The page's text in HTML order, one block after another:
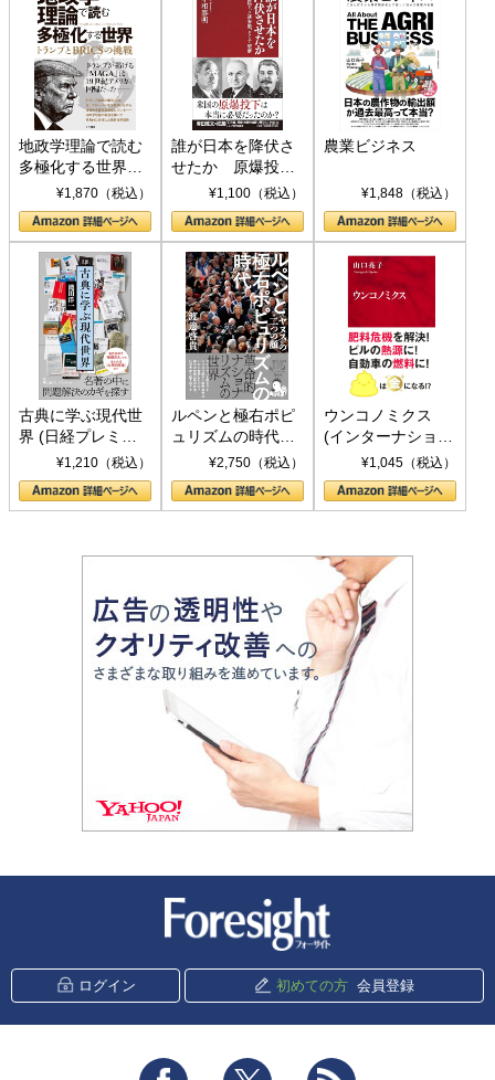
地政学理論で読む
多極化する世界：
トランプとBRICS
の挑戦
¥1,870（税込）
誰が日本を降伏さ
せたか 原爆投
下、ソ連参戦、そ
して聖断 (PHP新
書)
¥1,100（税込）
農業ビジネス
¥1,848（税込）
古典に学ぶ現代世
界 (日経プレミア
シリーズ)¥1,210（税込）
ルペンと極右ポピ
ュリズムの時代：
〈ヤヌス〉の二つ
の顔
¥2,750（税込）
ウンコノミクス
(インターナショナ
ル新書)¥1,045（税込）
ログイン 初めての方 会員登録
Facebook Twitter